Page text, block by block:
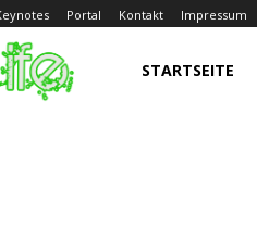
Portal Kontakt Impressum
STARTSEITE